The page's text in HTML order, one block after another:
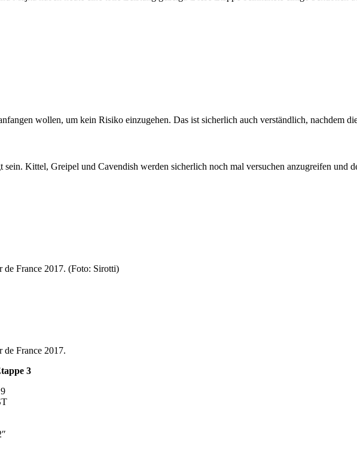
wollen, um kein Risiko einzugehen. Das ist sicherlich auch verständlich, nachdem
Kittel, Greipel und Cavendish werden sicherlich noch mal versuchen anzugreifen und
de France 2017. (Foto: Sirotti)
de France 2017.
3